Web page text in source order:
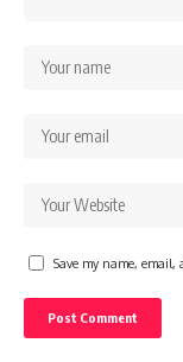
Save my name, email,